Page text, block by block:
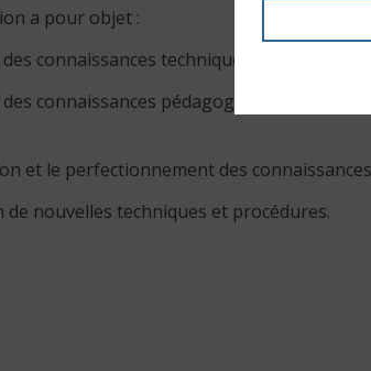
a pour objet :
connaissances techniques ;
connaissances pédagogiques pour les
et le perfectionnement des
de nouvelles techniques et procédures.